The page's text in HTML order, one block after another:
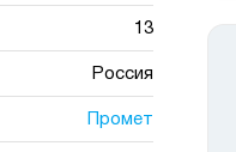
13
Россия
Промет